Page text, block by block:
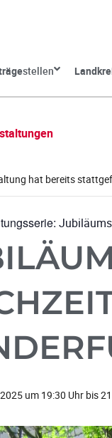
stellen
hat bereits
um 19:30 Uhr bis